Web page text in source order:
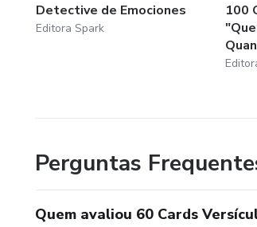
Detective de Emociones
Editora Spark
100
Perguntas
Quem avaliou 60 Cards